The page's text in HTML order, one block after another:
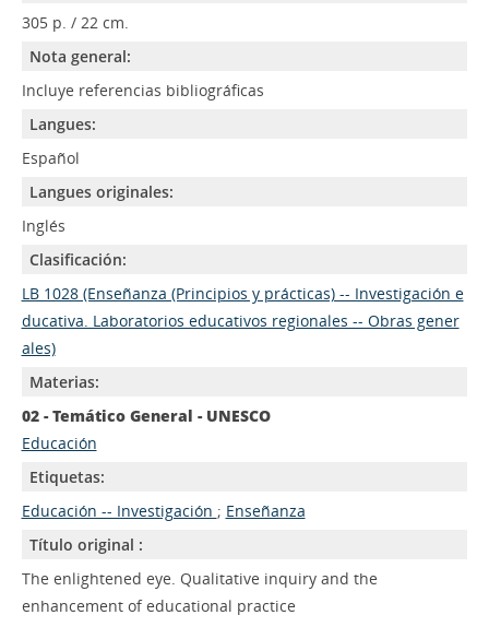
305 p. / 22 cm.
Nota general:
Incluye referencias bibliográficas
Langues:
Español
Langues originales:
Inglés
Clasificación:
LB 1028 (Enseñanza (Principios y prácticas) -- Investigación e
ducativa. Laboratorios educativos regionales -- Obras gener
ales)
Materias:
02 - Temático General - UNESCO
Educación
Etiquetas:
Educación -- Investigación ; Enseñanza
Título original :
The enlightened eye. Qualitative inquiry and the
enhancement of educational practice